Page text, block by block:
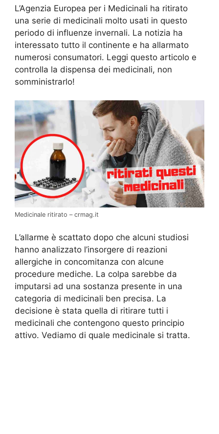
L’Agenzia Europea per i Medicinali ha ritirato
una serie di medicinali molto usati in questo
periodo di influenze invernali. La notizia ha
interessato tutto il continente e ha allarmato
numerosi consumatori. Leggi questo articolo e
controlla la dispensa dei medicinali, non
somministrarlo!
Medicinale ritirato – crmag.it
L’allarme è scattato dopo che alcuni studiosi
hanno analizzato l’insorgere di reazioni
allergiche in concomitanza con alcune
procedure mediche. La colpa sarebbe da
imputarsi ad una sostanza presente in una
categoria di medicinali ben precisa. La
decisione è stata quella di ritirare tutti i
medicinali che contengono questo principio
attivo. Vediamo di quale medicinale si tratta.